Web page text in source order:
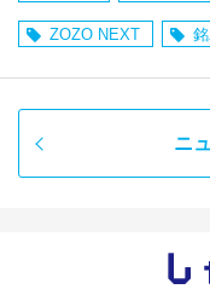
ZOZO NEXT
ニ